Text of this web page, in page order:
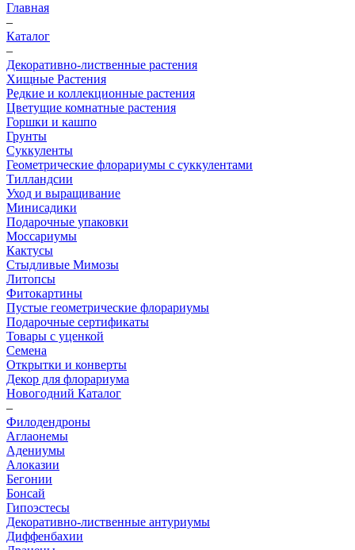
Главная
–
Каталог
–
Декоративно-лиственные растения
Хищные Растения
Редкие и коллекционные растения
Цветущие комнатные растения
Горшки и кашпо
Грунты
Суккуленты
Геометрические флорариумы с суккулентами
Тилландсии
Уход и выращивание
Минисадики
Подарочные упаковки
Моссариумы
Кактусы
Стыдливые Мимозы
Литопсы
Фитокартины
Пустые геометрические флорариумы
Подарочные сертификаты
Товары с уценкой
Семена
Открытки и конверты
Декор для флорариума
Новогодний Каталог
–
Филодендроны
Аглаонемы
Адениумы
Алоказии
Бегонии
Бонсай
Гипоэстесы
Декоративно-лиственные антуриумы
Диффенбахии